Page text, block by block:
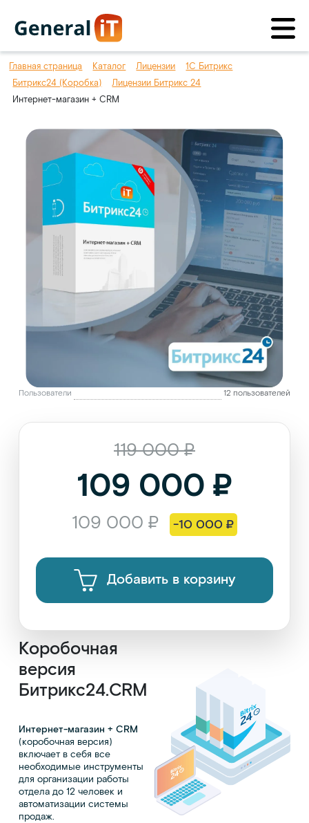
Главная страница Каталог Лицензии
1С Битрикс
Битрикс24 (Коробка)
Лицензии Битрикс 24
Интернет-магазин + CRM
Пользователи 12 пользователей
119 000 ₽
109 000 ₽
109 000 ₽ -10 000 ₽
Добавить в корзину
Коробочная
версия
Битрикс24.CRM
Интернет-магазин + CRM
(коробочная версия)
включает в себя все
необходимые инструменты
для организации работы
отдела до 12 человек и
автоматизации системы
продаж.